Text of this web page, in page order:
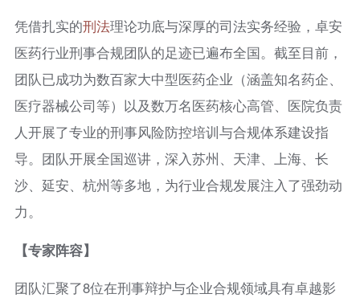
凭借扎实的刑法理论功底与深厚的司法实务经验，卓安
医药行业刑事合规团队的足迹已遍布全国。截至目前，
团队已成功为数百家大中型医药企业（涵盖知名药企、
医疗器械公司等）以及数万名医药核心高管、医院负责
人开展了专业的刑事风险防控培训与合规体系建设指
导。团队开展全国巡讲，深入苏州、天津、上海、长
沙、延安、杭州等多地，为行业合规发展注入了强劲动
力。
【专家阵容】
团队汇聚了8位在刑事辩护与企业合规领域具有卓越影